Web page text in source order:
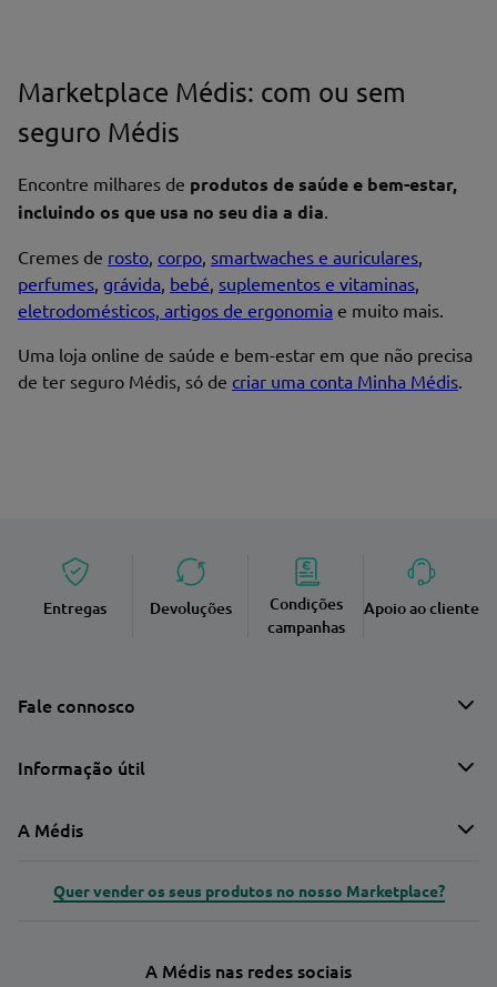
Marketplace Médis: com ou sem
seguro Médis
Encontre milhares de produtos de saúde e bem-estar,
incluindo os que usa no seu dia a dia.
Cremes de rosto, corpo, smartwaches e auriculares,
perfumes, grávida, bebé, suplementos e vitaminas,
eletrodomésticos, artigos de ergonomia e muito mais.
Uma loja online de saúde e bem-estar em que não precisa
de ter seguro Médis, só de criar uma conta Minha Médis.
Entregas Devoluções
Condições
campanhas
Apoio ao cliente
Fale connosco
Informação útil
A Médis
Quer vender os seus produtos no nosso Marketplace?
A Médis nas redes sociais